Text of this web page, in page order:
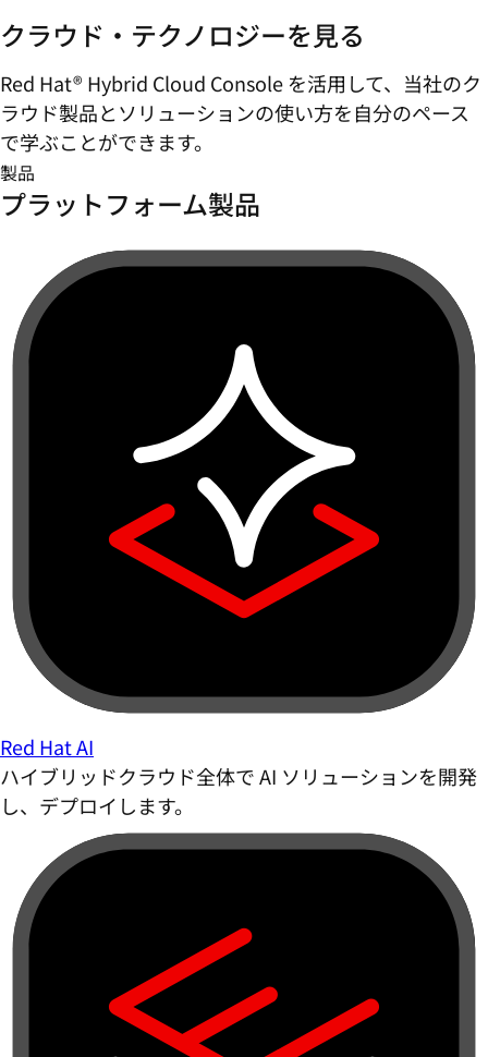
クラウド・テクノロジーを見る
Red Hat® Hybrid Cloud Console を活用して、当社のク
ラウド製品とソリューションの使い方を自分のペース
で学ぶことができます。
製品
プラットフォーム製品
Red Hat AI
ハイブリッドクラウド全体で AI ソリューションを開発
し、デプロイします。